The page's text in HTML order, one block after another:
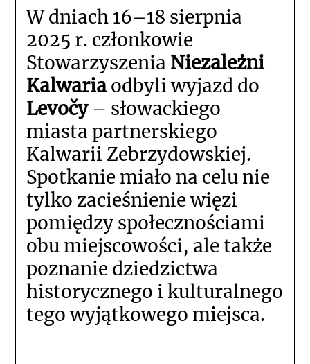
W dniach 16–18 sierpnia
2025 r. członkowie
Stowarzyszenia Niezależni
Kalwaria odbyli wyjazd do
Levočy– słowackiego
miasta partnerskiego
Kalwarii Zebrzydowskiej.
Spotkanie miało na celu nie
tylko zacieśnienie więzi
pomiędzy społecznościami
obu miejscowości, ale także
poznanie dziedzictwa
historycznego i kulturalnego
tego wyjątkowego miejsca.